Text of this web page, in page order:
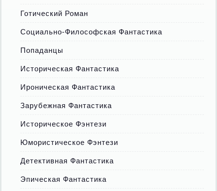
Готический Роман
Социально-Философская Фантастика
Попаданцы
Историческая Фантастика
Ироническая Фантастика
Зарубежная Фантастика
Историческое Фэнтези
Юмористическое Фэнтези
Детективная Фантастика
Эпическая Фантастика